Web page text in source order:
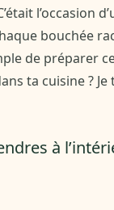
l’occasion
bouchée
de préparer
ta cuisine ?
à